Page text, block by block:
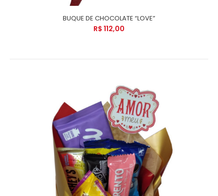
BUQUE DE CHOCOLATE “LOVE”
R$ 112,00